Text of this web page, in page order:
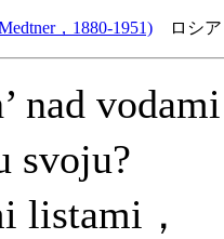
，1880-1951) ロシ
nad
svoju?
listami，